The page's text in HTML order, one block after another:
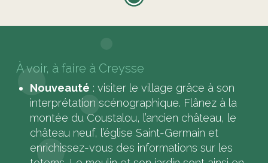
À voir, à faire à Creysse
Nouveauté : visiter le village grâce à son
interprétation scénographique. Flânez à la
montée du Coustalou, l’ancien château, le
château neuf, l’église Saint-Germain et
enrichissez-vous des informations sur les